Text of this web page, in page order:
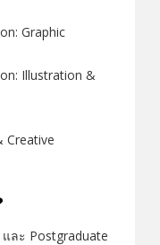
Graphic
Illustration &
Creative
ละ Postgraduate